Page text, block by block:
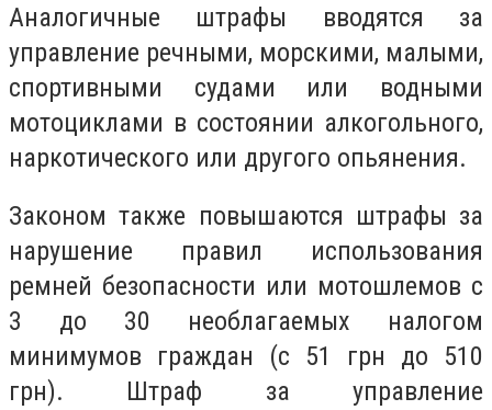
Аналогичные штрафы вводятся за
управление речными, морскими, малыми,
спортивными судами или водными
мотоциклами в состоянии алкогольного,
наркотического или другого опьянения.
Законом также повышаются штрафы за
нарушение правил использования
ремней безопасности или мотошлемов с
3 до 30 необлагаемых налогом
минимумов граждан (с 51 грн до 510
грн). Штраф за управление